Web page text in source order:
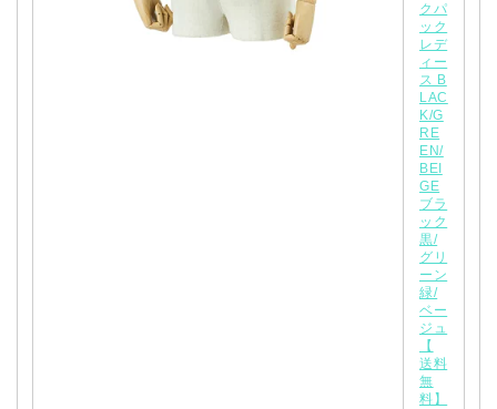
クパ
ック
レデ
ィー
ス B
LAC
K/G
RE
EN/
BEI
GE
ブラ
ック
黒/
グリ
ーン
緑/
ベー
ジュ
【
送料
無
料】